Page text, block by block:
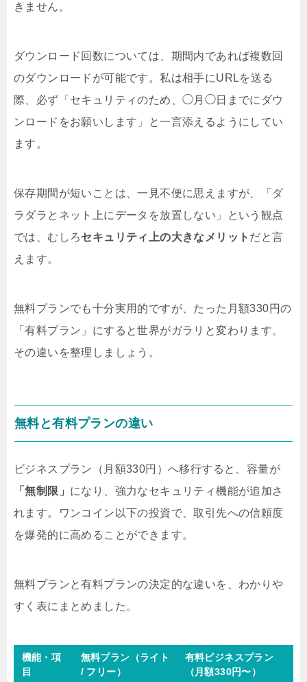
きません。
ダウンロード回数については、期間内であれば複数回
のダウンロードが可能です。私は相手にURLを送る
際、必ず「セキュリティのため、◯月◯日までにダウ
ンロードをお願いします」と一言添えるようにしてい
ます。
保存期間が短いことは、一見不便に思えますが、「ダ
ラダラとネット上にデータを放置しない」という観点
では、むしろセキュリティ上の大きなメリット だと言
えます。
無料プランでも十分実用的ですが、たった月額330円の
「有料プラン」にすると世界がガラリと変わります。
その違いを整理しましょう。
無料と有料プランの違い
ビジネスプラン（月額330円）へ移行すると、容量が
「無制限」 になり、強力なセキュリティ機能が追加さ
れます。ワンコイン以下の投資で、取引先への信頼度
を爆発的に高めることができます。
無料プランと有料プランの決定的な違いを、わかりや
すく表にまとめました。
機能・項
目
無料プラン（ライト
/ フリー）
有料ビジネスプラン
（月額330円〜）